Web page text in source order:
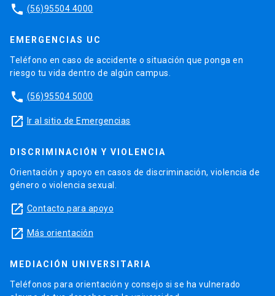
phone (56)95504 4000
EMERGENCIAS UC
Teléfono en caso de accidente o situación que ponga en
riesgo tu vida dentro de algún campus.
phone (56)95504 5000
launch Ir al sitio de Emergencias
DISCRIMINACIÓN Y VIOLENCIA
Orientación y apoyo en casos de discriminación, violencia de
género o violencia sexual.
launch Contacto para apoyo
launch Más orientación
MEDIACIÓN UNIVERSITARIA
Teléfonos para orientación y consejo si se ha vulnerado